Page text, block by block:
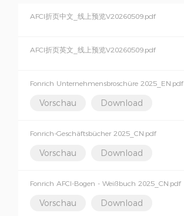
AFCI折页中文_线上预览V20260509.pdf
AFCI折页英文_线上预览V20260509.pdf
Fonrich Unternehmensbroschüre 2025_EN.pdf
Vorschau Download
Fonrich-Geschäftsbücher 2025_CN.pdf
Vorschau Download
Fonrich AFCI-Bogen - Weißbuch 2025_CN.pdf
Vorschau Download